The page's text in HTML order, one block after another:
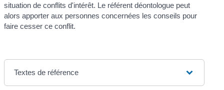
situation de conflits d'intérêt. Le référent déontologue peut
alors apporter aux personnes concernées les conseils pour
faire cesser ce conflit.
Textes de référence